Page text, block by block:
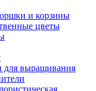
и корзины
цветы
для выращивания